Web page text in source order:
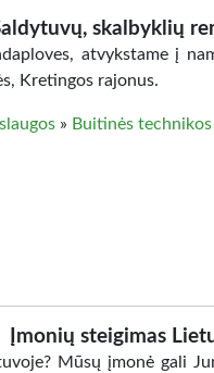
skalbyklių
atvykstame į
Kretingos rajonus.
» Buitinės
Įmonių steigimas
Mūsų įmonė gali